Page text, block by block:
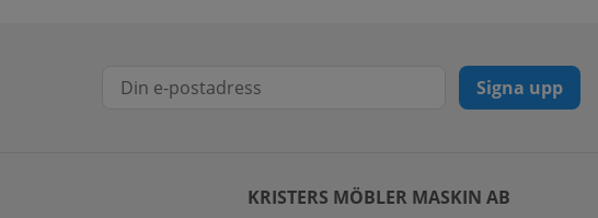
Signa upp
KRISTERS MÖBLER MASKIN AB